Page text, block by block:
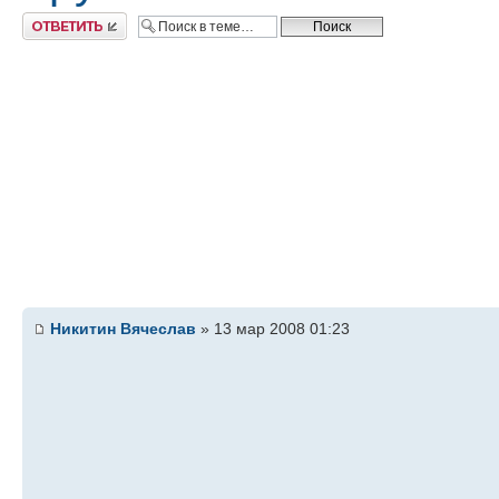
Ответить
Никитин Вячеслав » 13 мар 2008 01:23